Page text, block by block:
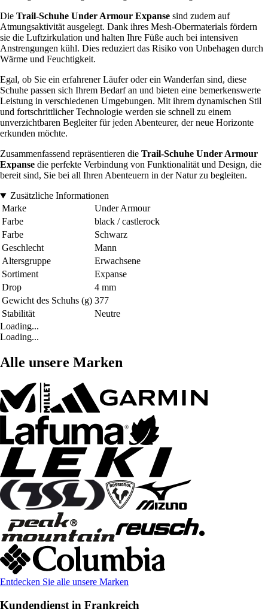
Die Trail-Schuhe Under Armour Expanse sind zudem auf
Atmungsaktivität ausgelegt. Dank ihres Mesh-Obermaterials fördern
sie die Luftzirkulation und halten Ihre Füße auch bei intensiven
Anstrengungen kühl. Dies reduziert das Risiko von Unbehagen durch
Wärme und Feuchtigkeit.
Egal, ob Sie ein erfahrener Läufer oder ein Wanderfan sind, diese
Schuhe passen sich Ihrem Bedarf an und bieten eine bemerkenswerte
Leistung in verschiedenen Umgebungen. Mit ihrem dynamischen Stil
und fortschrittlicher Technologie werden sie schnell zu einem
unverzichtbaren Begleiter für jeden Abenteurer, der neue Horizonte
erkunden möchte.
Zusammenfassend repräsentieren die Trail-Schuhe Under Armour
Expanse die perfekte Verbindung von Funktionalität und Design, die
bereit sind, Sie bei all Ihren Abenteuern in der Natur zu begleiten.
Zusätzliche Informationen
Marke
Under Armour
Farbe
black / castlerock
Farbe
Schwarz
Geschlecht
Mann
Altersgruppe
Erwachsene
Sortiment
Expanse
Drop
4 mm
Gewicht des Schuhs (g) 377
Stabilität
Neutre
Loading...
Loading...
Alle unsere Marken
Entdecken Sie alle unsere Marken
Kundendienst in Frankreich